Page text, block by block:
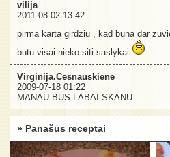
vilija
2011-08-02 13:42
pirma karta girdziu , kad buna dar
butu visai nieko siti saslykai
Virginija.Cesnauskiene
2009-07-18 01:22
MANAU BUS LABAI SKANU .
» Panašūs receptai